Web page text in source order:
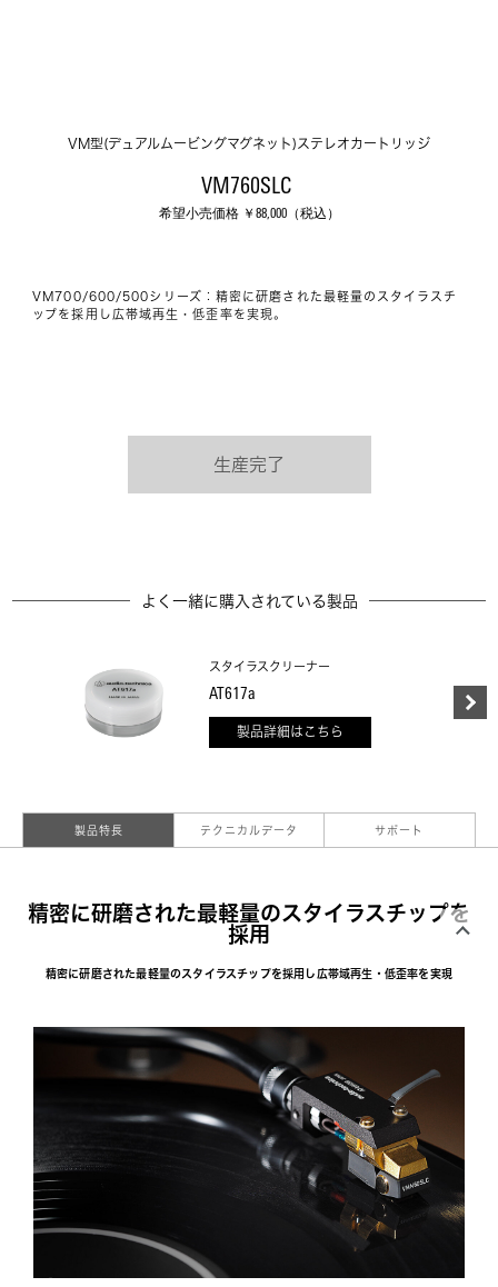
VM型(デュアルムービングマグネット)ステレオカートリッジ
VM760SLC
希望小売価格 ￥ 88,000（税込）
VM700/600/500シリーズ：精密に研磨された最軽量のスタイラスチ
ップを採用し広帯域再生・低歪率を実現。
生産完了
よく一緒に購入されている製品
スタイラスクリーナー
AT617a
製品詳細はこちら
製品特長 テクニカルデータ サポート
精密に研磨された最軽量のスタイラスチップを
採用
精密に研磨された最軽量のスタイラスチップを採用し広帯域再生・低歪率を実現